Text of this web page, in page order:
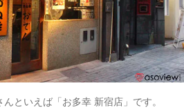
といえば「お多幸 新宿店」です。